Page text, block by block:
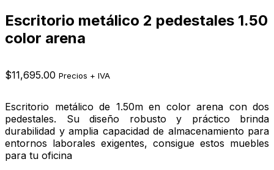
Escritorio metálico 2 pedestales 1.50
color arena
$11,695.00 Precios + IVA
Escritorio metálico de 1.50m en color arena con dos
pedestales. Su diseño robusto y práctico brinda
durabilidad y amplia capacidad de almacenamiento para
entornos laborales exigentes, consigue estos muebles
para tu oficina